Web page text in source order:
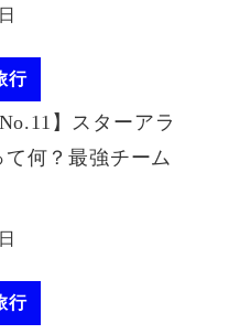
行
】スターアラ
て何？最強チーム
行